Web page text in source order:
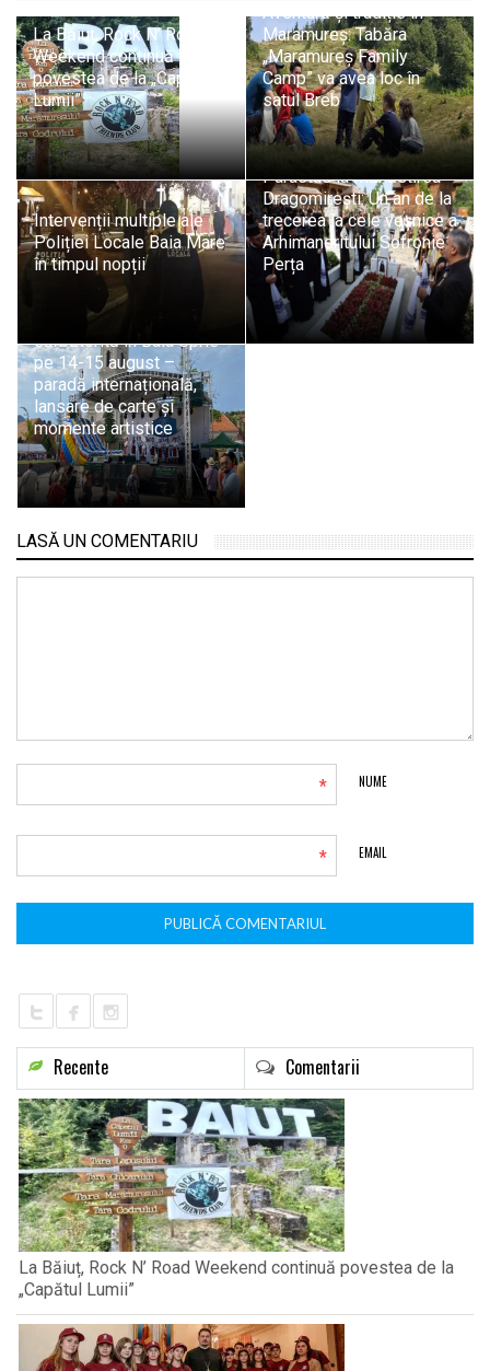
La Băiuț, Rock N’ Road
Weekend continuă
povestea de la „Capătul
Lumii”
Aventură și tradiție în
Maramureș: Tabăra
„Maramureș Family
Camp” va avea loc în
satul Breb
Intervenții multiple ale
Poliției Locale Baia Mare
în timpul nopții
Parastas la Mănăstirea
Dragomirești: Un an de la
trecerea la cele veșnice a
Arhimandritului Sofronie
Perța
Ziua Minerului va fi
sărbătorită în Baia Sprie
pe 14-15 august –
paradă internațională,
lansare de carte și
momente artistice
LASĂ UN COMENTARIU
NUME
*
EMAIL
*
Recente Comentarii
La Băiuț, Rock N’ Road Weekend continuă povestea de la
„Capătul Lumii”